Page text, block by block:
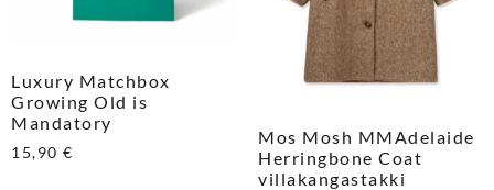
Luxury Matchbox
Growing Old is
Mandatory
15,90 €
Mos Mosh MMAdelaide
Herringbone Coat
villakangastakki